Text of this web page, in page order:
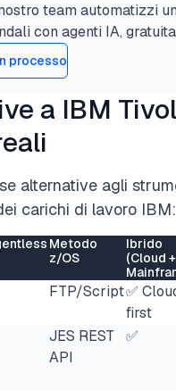
team automatizzi
con agenti IA,
processo
a IBM
alternative agli
carichi di lavoro IBM:
Metodo
z/OS
Ibrido
(Cloud +
FTP/Script✅
first
JES REST
API
✅